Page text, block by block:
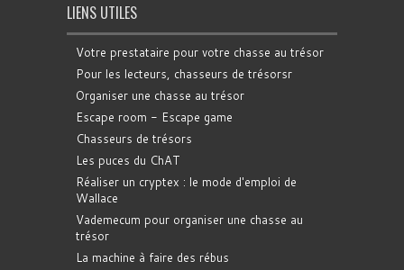
LIENS UTILES
Votre prestataire pour votre chasse au trésor
Pour les lecteurs, chasseurs de trésorsr
Organiser une chasse au trésor
Escape room - Escape game
Chasseurs de trésors
Les puces du ChAT
Réaliser un cryptex : le mode d'emploi de
Wallace
Vademecum pour organiser une chasse au
trésor
La machine à faire des rébus